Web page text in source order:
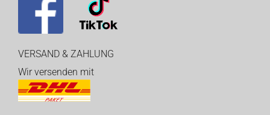
VERSAND & ZAHLUNG
Wir versenden mit